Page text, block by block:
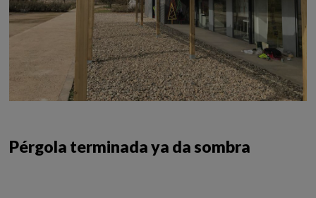
Pérgola terminada ya da sombra